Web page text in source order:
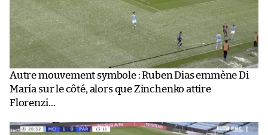
Autre mouvement symbole : Ruben Dias emmène Di
María sur le côté, alors que Zinchenko attire
Florenzi…